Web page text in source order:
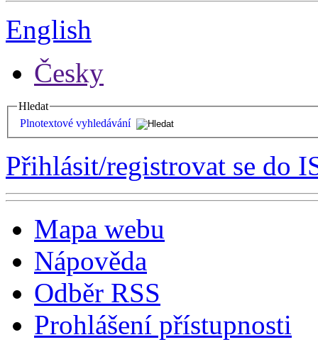
English
Česky
Hledat
Plnotextové vyhledávání
Přihlásit/registrovat se do
Mapa webu
Nápověda
Odběr RSS
Prohlášení přístupnosti